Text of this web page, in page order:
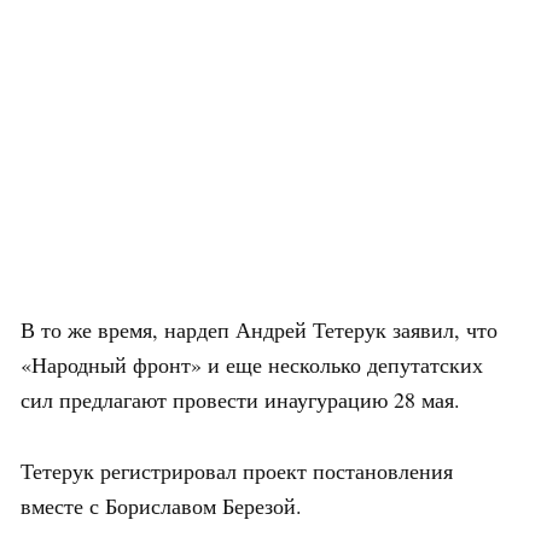
В то же время, нардеп Андрей Тетерук заявил, что
«Народный фронт» и еще несколько депутатских
сил предлагают провести инаугурацию 28 мая.
Тетерук регистрировал проект постановления
вместе с Бориславом Березой.